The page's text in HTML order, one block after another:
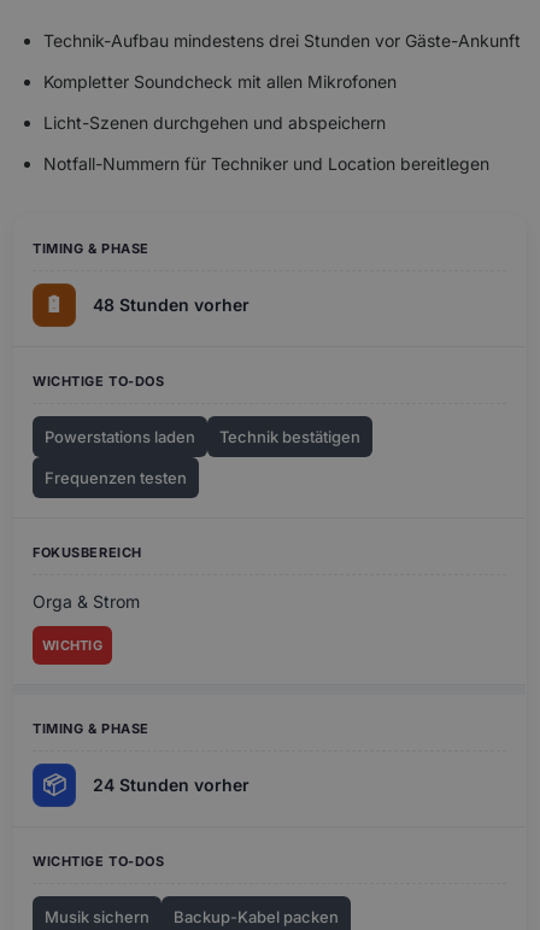
Technik-Aufbau mindestens drei Stunden vor Gäste-Ankunft
Kompletter Soundcheck mit allen Mikrofonen
Licht-Szenen durchgehen und abspeichern
Notfall-Nummern für Techniker und Location bereitlegen
🔋 48 Stunden vorher
Powerstations laden Technik bestätigen
Frequenzen testen
Orga & Strom
WICHTIG
📦 24 Stunden vorher
Musik sichern Backup-Kabel packen